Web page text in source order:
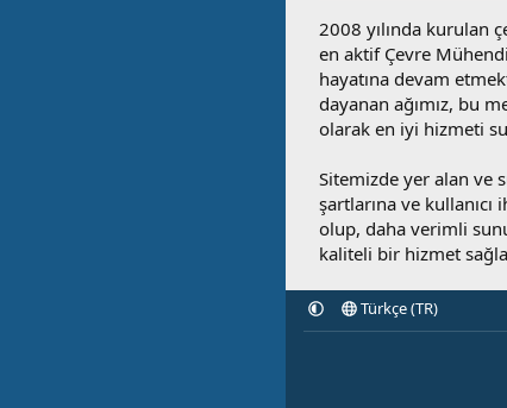
2008 yılında kurulan
en aktif Çevre
hayatına devam
dayanan ağımız, bu
olarak en iyi hizmeti
Sitemizde yer alan ve
şartlarına ve
olup, daha verimli
kaliteli bir hizmet
Türkçe (TR)